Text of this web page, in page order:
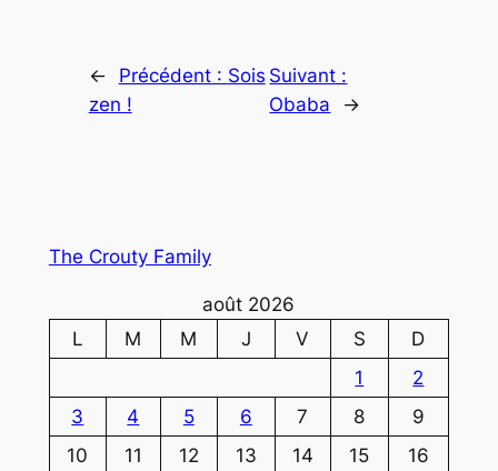
← Précédent : Sois
zen !
Suivant :
Obaba
→
The Crouty Family
août 2026
L
M M J V S
D
1
2
3
4 5 6 7 8
9
10
11 12 13 14 15
16